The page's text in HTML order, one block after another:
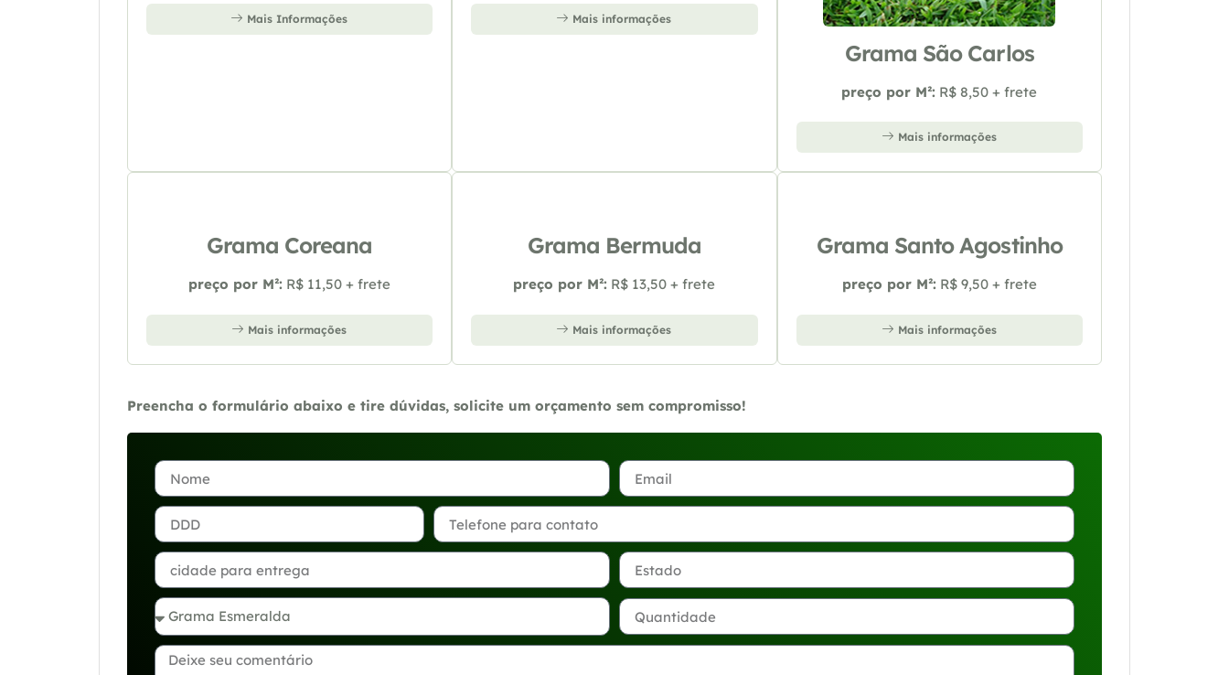
Mais Informações Mais informações
Grama São Carlos
preço por M²: R$ 8,50 + frete
Mais informações
Grama Coreana
preço por M²: R$ 11,50 + frete
Mais informações
Grama Bermuda
preço por M²: R$ 13,50 + frete
Mais informações
Grama Santo Agostinho
preço por M²: R$ 9,50 + frete
Mais informações
Preencha o formulário abaixo e tire dúvidas, solicite um orçamento sem compromisso!